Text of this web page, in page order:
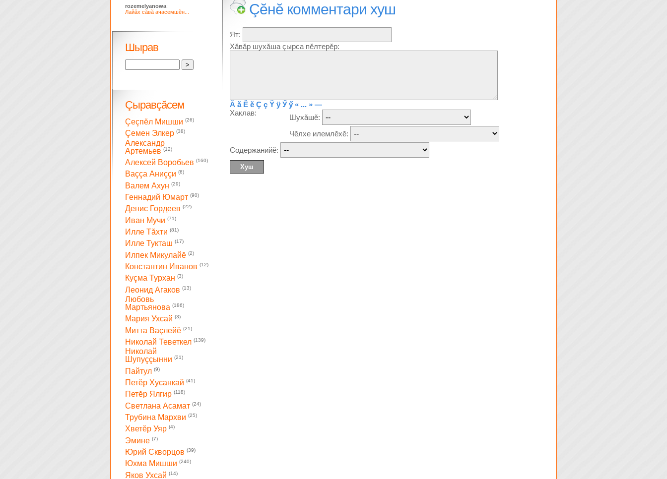
Çĕнĕ комментари хуш
Ят:
Хăвăр шухăша çырса пĕлтерĕр:
Ă ă Ĕ ĕ Ç ç Ÿ ÿ Ӳ ӳ « ... » —
Хаклав:
Шухăшĕ:
Чĕлхе илемлĕхĕ:
Содержанийĕ:
rozemelyanowa:
Лайăх сăвă ачасемшĕн...
Шырав
Çыравçăсем
Çеçпĕл Мишши (26)
Çемен Элкер (38)
Александр
Артемьев (12)
Алексей Воробьев (160)
Ваççа Аниççи (6)
Валем Ахун (29)
Геннадий Юмарт (90)
Денис Гордеев (22)
Иван Мучи (71)
Илле Тăхти (81)
Илле Тукташ (17)
Илпек Микулайĕ (2)
Константин Иванов (12)
Куçма Турхан (3)
Леонид Агаков (13)
Любовь
Мартьянова (186)
Мария Ухсай (3)
Митта Ваçлейĕ (21)
Николай Теветкел (139)
Николай
Шупуççынни (21)
Пайтул (9)
Петĕр Хусанкай (41)
Петĕр Ялгир (118)
Светлана Асамат (24)
Трубина Мархви (25)
Хветĕр Уяр (4)
Эмине (7)
Юрий Скворцов (39)
Юхма Мишши (240)
Яков Ухсай (14)